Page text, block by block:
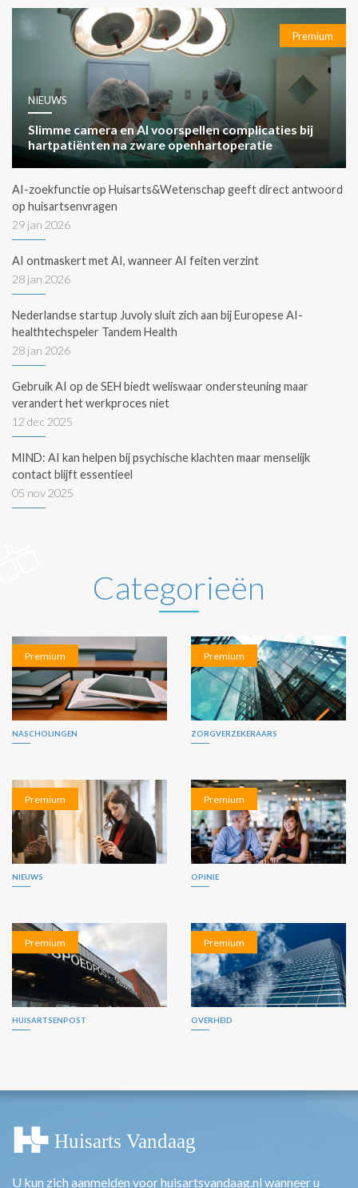
Premium
NIEUWS
Slimme camera en AI voorspellen complicaties bij
hartpatiënten na zware openhartoperatie
AI-zoekfunctie op Huisarts&Wetenschap geeft direct antwoord
op huisartsenvragen
29 jan 2026
AI ontmaskert met AI, wanneer AI feiten verzint
28 jan 2026
Nederlandse startup Juvoly sluit zich aan bij Europese AI-
healthtechspeler Tandem Health
28 jan 2026
Gebruik AI op de SEH biedt weliswaar ondersteuning maar
verandert het werkproces niet
12 dec 2025
MIND: AI kan helpen bij psychische klachten maar menselijk
contact blijft essentieel
05 nov 2025
Categorieën
Premium
NASCHOLINGEN
Premium
ZORGVERZEKERAARS
Premium
NIEUWS
Premium
OPINIE
Premium
HUISARTSENPOST
Premium
OVERHEID
U kun zich aanmelden voor huisartsvandaag.nl wanneer u